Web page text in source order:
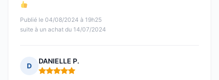
Publié le 04/08/2024 à 19h25
suite à un achat du 14/07/2024
D
DANIELLE P.
Note : 5 sur 5